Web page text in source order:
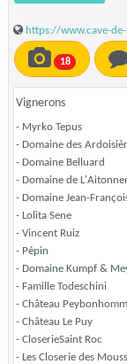
https://www.cave-
18
Vignerons
- Myrko Tepus
- Domaine des
- Domaine Belluard
- Domaine de
- Domaine Jean-
- Lolita Sene
- Vincent Ruiz
- Pépin
- Domaine Kumpf &
- Famille Todeschini
- Château
- Château Le Puy
- CloserieSaint Roc
- Les Closerie des